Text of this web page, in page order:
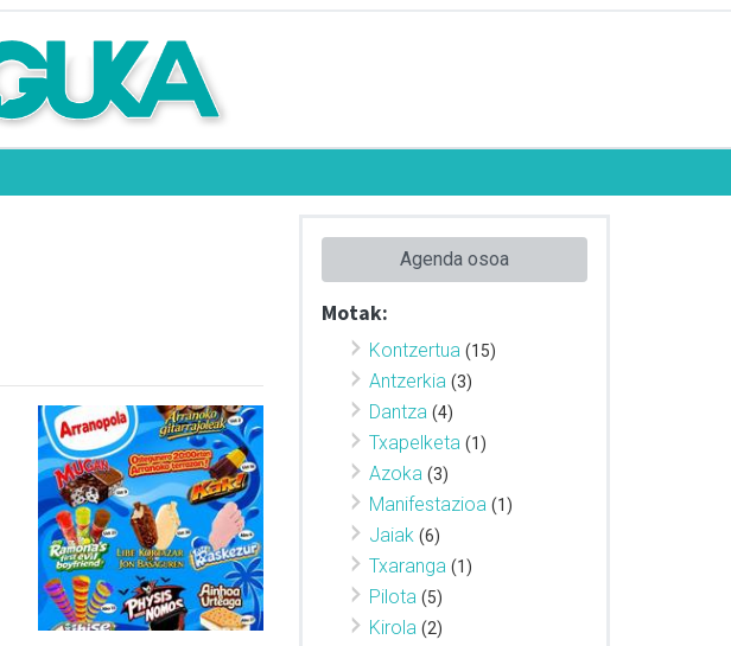
Agenda osoa
Motak:
Kontzertua (15)
Antzerkia (3)
Dantza (4)
Txapelketa (1)
Azoka (3)
Manifestazioa (1)
Jaiak (6)
Txaranga (1)
Pilota (5)
Kirola (2)